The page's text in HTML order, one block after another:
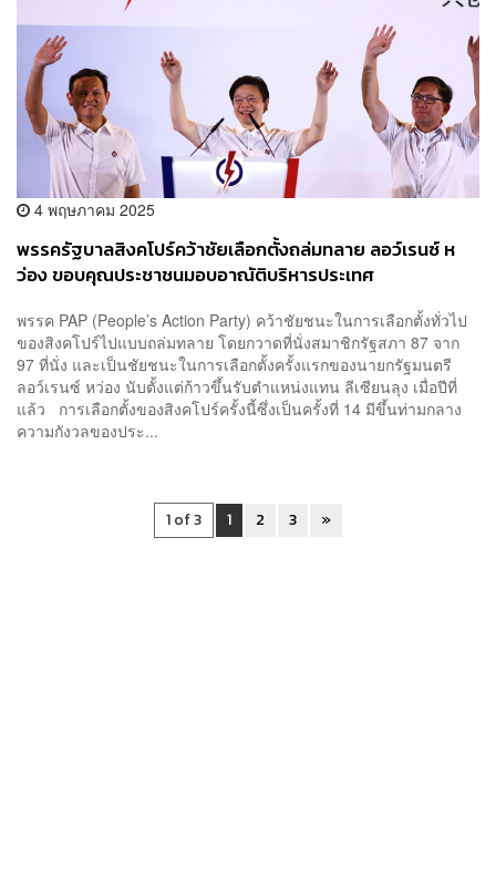
4 พฤษภาคม 2025
พรรครัฐบาลสิงคโปร์คว้าชัยเลือกตั้งถล่มทลาย ลอว์เรนซ์ ห
ว่อง ขอบคุณประชาชนมอบอาณัติบริหารประเทศ
พรรค PAP (People’s Action Party) คว้าชัยชนะในการเลือกตั้งทั่วไป
ของสิงคโปร์ไปแบบถล่มทลาย โดยกวาดที่นั่งสมาชิกรัฐสภา 87 จาก
97 ที่นั่ง และเป็นชัยชนะในการเลือกตั้งครั้งแรกของนายกรัฐมนตรี
ลอว์เรนซ์ หว่อง นับตั้งแต่ก้าวขึ้นรับตำแหน่งแทน ลีเซียนลุง เมื่อปีที่
แล้ว การเลือกตั้งของสิงคโปร์ครั้งนี้ซึ่งเป็นครั้งที่ 14 มีขึ้นท่ามกลาง
ความกังวลของประ...
1 of 3 1 2 3 »